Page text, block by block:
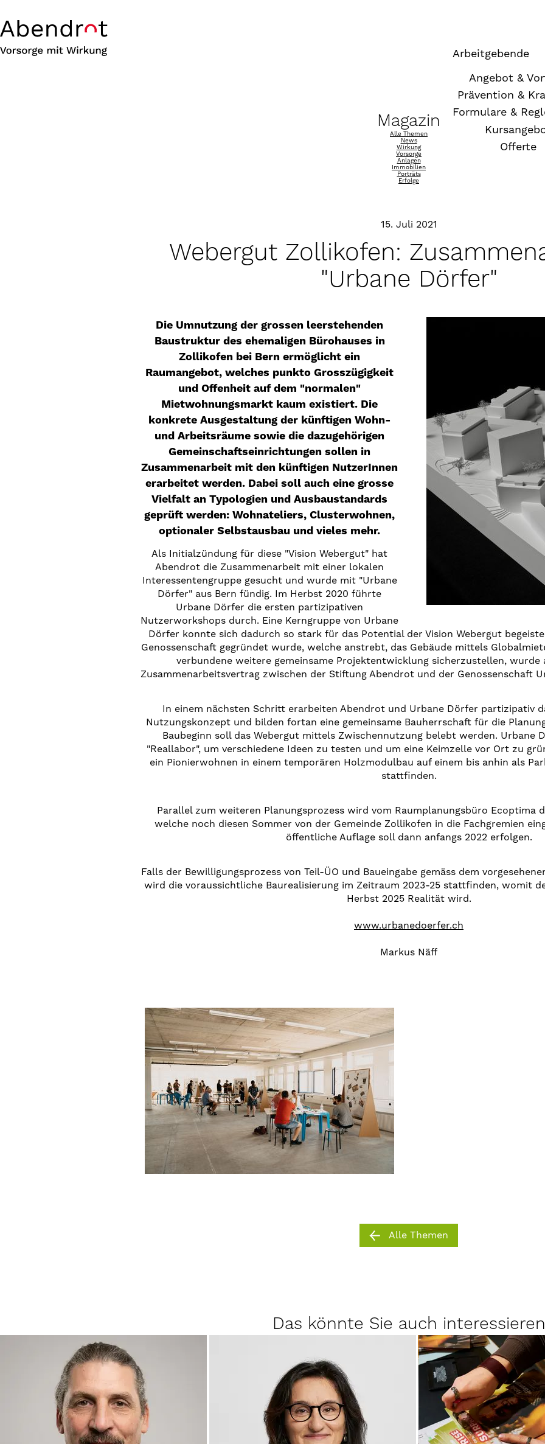
Arbeitgebende
Angebot &
Prävention &
Formulare &
Offerte
Magazin
Alle Themen
News
Wirkung
Vorsorge
Anlagen
Immobilien
Porträts
Erfolge
15. Juli 2021
Webergut Zollikofen:
"Urbane Dörfer"
Die Umnutzung der grossen leerstehenden
Baustruktur des ehemaligen Bürohauses in
Zollikofen bei Bern ermöglicht ein
Raumangebot, welches punkto Grosszügigkeit
und Offenheit auf dem "normalen"
Mietwohnungsmarkt kaum existiert. Die
konkrete Ausgestaltung der künftigen Wohn-
und Arbeitsräume sowie die dazugehörigen
Gemeinschaftseinrichtungen sollen in
Zusammenarbeit mit den künftigen NutzerInnen
erarbeitet werden. Dabei soll auch eine grosse
Vielfalt an Typologien und Ausbaustandards
geprüft werden: Wohnateliers, Clusterwohnen,
optionaler Selbstausbau und vieles mehr.
Als Initialzündung für diese "Vision Webergut" hat
Abendrot die Zusammenarbeit mit einer lokalen
Interessentengruppe gesucht und wurde mit "Urbane
Dörfer" aus Bern fündig. Im Herbst 2020 führte
Urbane Dörfer die ersten partizipativen
Nutzerworkshops durch. Eine Kerngruppe von Urbane
Dörfer konnte sich dadurch so stark für das Potential der Vision Webergut
Genossenschaft gegründet wurde, welche anstrebt, das Gebäude mittels
verbundene weitere gemeinsame Projektentwicklung sicherzustellen, wurde
Zusammenarbeitsvertrag zwischen der Stiftung Abendrot und der Genossenschaft
In einem nächsten Schritt erarbeiten Abendrot und Urbane Dörfer partizipativ
Nutzungskonzept und bilden fortan eine gemeinsame Bauherrschaft für die
Baubeginn soll das Webergut mittels Zwischennutzung belebt werden. Urbane
"Reallabor", um verschiedene Ideen zu testen und um eine Keimzelle vor Ort zu
ein Pionierwohnen in einem temporären Holzmodulbau auf einem bis anhin als
stattfinden.
Parallel zum weiteren Planungsprozess wird vom Raumplanungsbüro Ecoptima
welche noch diesen Sommer von der Gemeinde Zollikofen in die Fachgremien
öffentliche Auflage soll dann anfangs 2022 erfolgen.
Falls der Bewilligungsprozess von Teil-ÜO und Baueingabe gemäss dem
wird die voraussichtliche Baurealisierung im Zeitraum 2023-25 stattfinden, womit
Herbst 2025 Realität wird.
www.urbanedoerfer.ch
Markus Näff
Alle Themen
Das könnte Sie auch interessieren